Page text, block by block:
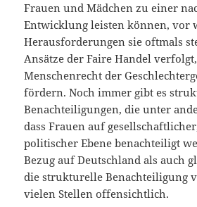
Frauen und Mädchen zu einer
Entwicklung leisten können, vor
Herausforderungen sie oftmals
Ansätze der Faire Handel
Menschenrecht der
fördern. Noch immer gibt es
Benachteiligungen, die unter
dass Frauen auf
politischer Ebene benachteiligt
Bezug auf Deutschland als auch
die strukturelle Benachteiligung
vielen Stellen offensichtlich.